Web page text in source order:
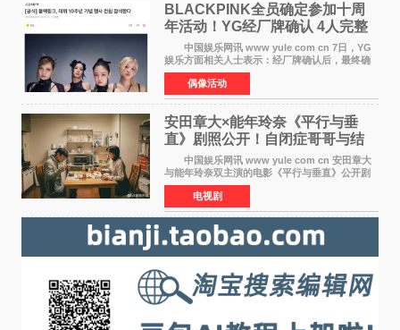
BLACKPINK全员确定参加十周
年活动！YG经厂牌确认 4人完整
体合体成行
中国娱乐网讯 www yule com cn 7日，YG
娱乐方面相关人士表示：经厂牌确认后，最终确
定4名成员均将出席。YG方面最终确认了智秀、
JENNIE、ROS&Eacute;、LISA四位
BLACKPINK成员全员出席，使组
偶像活动
安田章大×能年玲奈《平行与垂
直》剧照公开！自闭症哥哥与结
婚前夕妹妹直面未来
中国娱乐网讯 www yule com cn 安田章大
与能年玲奈双主演的电影《平行与垂直》公开剧
照，该片将于8月28日上映。 本片围绕患有自
闭症谱系障碍的哥哥大贵（安田章大 饰）与即将
结婚的妹妹
电视剧